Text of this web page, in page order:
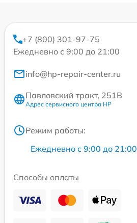
+7 (800) 301-97-75
Ежедневно с 9:00 до 21:00
info@hp-repair-center.ru
Павловский тракт, 251В
Адрес сервисного центра HP
Режим работы:
Ежедневно с 9:00 до 21:00
Способы оплаты